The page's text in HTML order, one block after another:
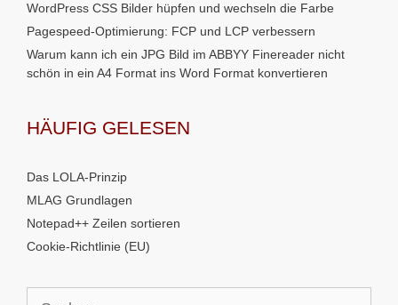
WordPress CSS Bilder hüpfen und wechseln die Farbe
Pagespeed-Optimierung: FCP und LCP verbessern
Warum kann ich ein JPG Bild im ABBYY Finereader nicht
schön in ein A4 Format ins Word Format konvertieren
HÄUFIG GELESEN
Das LOLA-Prinzip
MLAG Grundlagen
Notepad++ Zeilen sortieren
Cookie-Richtlinie (EU)